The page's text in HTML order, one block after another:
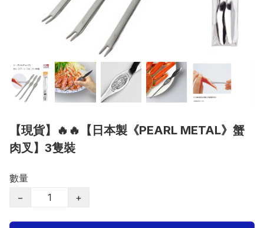
【現貨】🔥🔥【日本製《PEARL METAL》蟹
肉叉】3隻裝
數量
−
+